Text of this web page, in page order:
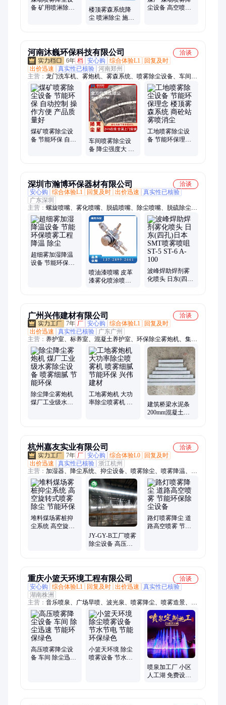
备 矿用喷淋除尘
楼顶雾森系统降
尘 喷淋除尘 施工
尘设备 高空喷淋
河南沐巍环保科技有限公司
洽谈
6年 档 安心购 综合体验L1
回复及时
出价迅速
真实性已核验 河南郑州
主营： 龙门洗车机、雾炮机、雾森系统、喷雾除尘设备、车间喷
雾除尘降温、雾桩、卸料口洗车机、洗轮机、厂房降尘
煤矿喷雾除尘设
备 节能环保 自动
车间喷雾除尘设
备 降尘强度大 节
工地喷雾除尘设
备 节能环保理念
深圳市瀚博环保器材有限公司
洽谈
安心购
综合体验L1 回复及时 出价迅速
真实性已核验
广东深圳
主营： 螺旋喷嘴、雾化喷嘴、脱硫喷嘴、除尘喷嘴、脱硫除尘喷
嘴、脱硫除尘设备、除尘雾化喷咀、喷雾喷头、加湿喷嘴、不锈
钢螺旋喷嘴、塑料螺旋喷嘴、清洗喷嘴、高压雾化喷嘴、空气雾
化喷嘴、SMP喷嘴、高压喷头、碳化硅喷嘴、雾化喷枪、高压细
水雾喷头、雾状喷咀、水雾喷头、造雾喷头喷咀、油漆喷枪、洗
车枪喷嘴、扇形清洗喷嘴
超细雾加湿降温
设备 节能环保喷
喷油漆喷嘴 皮革
漆雾化喷涂喷头
波峰焊助焊剂雾
化喷头 日东(四孔)
广州兴伟建材有限公司
洽谈
7年 厂 安心购 综合体验L1
回复及时
出价迅速
真实性已核验
广东广州
主营： 养护室、标养室、混凝土养护室、环保除尘雾炮机、集装
箱养护室、移动养护室、恒温恒湿养护室、工程洗车机、成品洗
车槽、止水螺杆、圆形钢板、钢筋套筒、水泥支撑、止水钢板、
穿墙螺杆、桩芯钢板、水泥垫块、钢筋马凳、镀锌电焊网、镀锌
收口网
除尘降尘雾炮机
煤厂工业级水雾
工地雾炮机 大功
率除尘喷雾机 喷
建筑桥梁水泥条
200mm混凝土撑
杭州嘉友实业有限公司
洽谈
7年 厂 安心购 综合体验L0
回复及时
出价迅速
真实性已核验 浙江杭州
主营： 加湿器、降尘系统、抑尘设备、喷雾除尘、喷雾降温、环
保空调、高压微雾、冷风机、通风降温、负压风机
堆料煤场雾桩抑
尘系统 高空旋转
JY-GY-B工厂喷雾
除尘设备 高压微
路灯喷雾降尘 道
路高空喷雾 节能
重庆小篮天环境工程有限公司
洽谈
安心购
综合体验L1 回复及时 出价迅速
真实性已核验
湖南株洲
主营： 音乐喷泉、广场旱喷、波光泉、喷雾降尘、喷雾造景、喷
雾消毒、喷雾降温、涌泉、程控喷泉、数码跑泉、驾校模拟雨雾
高压喷雾降尘设
备 车间 除尘迅速
小篮天环境 除尘
喷雾设备 节水节
喷泉加工厂 小区
人工湖 免费设计